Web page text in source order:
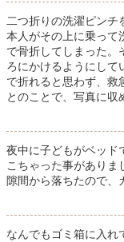
二つ折りの洗濯ピンチ
本人がその上に乗って
で骨折してしまった。
ろにかけるようにして
で折れると思わず、救
とのことで、写真に収
夜中に子どもがベッド
こちゃった事があり
隙間から落ちたので、
なんでもゴミ箱に入れ